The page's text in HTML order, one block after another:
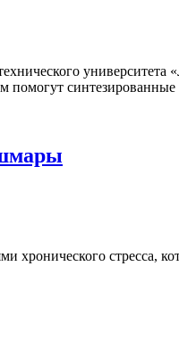
помогут
стресса,